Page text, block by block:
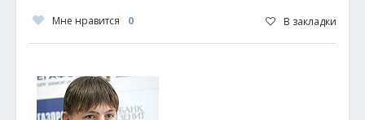
Мне нравится 0 В закладки